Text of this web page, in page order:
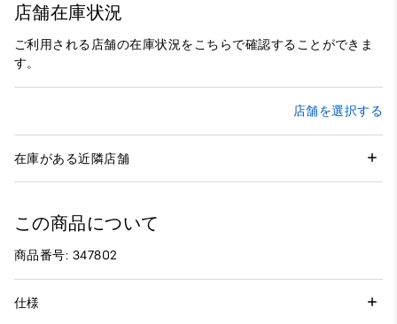
店舗在庫状況
ご利用される店舗の在庫状況をこちらで確認することができま
す。
店舗を選択する
在庫がある近隣店舗
この商品について
商品番号: 347802
仕様